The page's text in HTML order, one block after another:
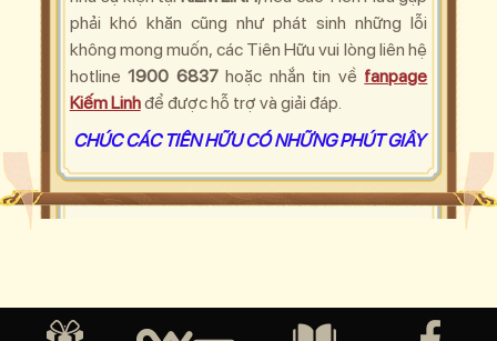
phải khó khăn cũng như phát sinh những lỗi
không mong muốn, các Tiên Hữu vui lòng liên hệ
hotline1900 6837hoặc nhắn tin về fanpage
Kiếm Linhđể được hỗ trợ và giải đáp.
CHÚC CÁC TIÊN HỮU CÓ NHỮNG PHÚT GIÂY
THƯ GIÃN CÙNG KIẾM LINH!